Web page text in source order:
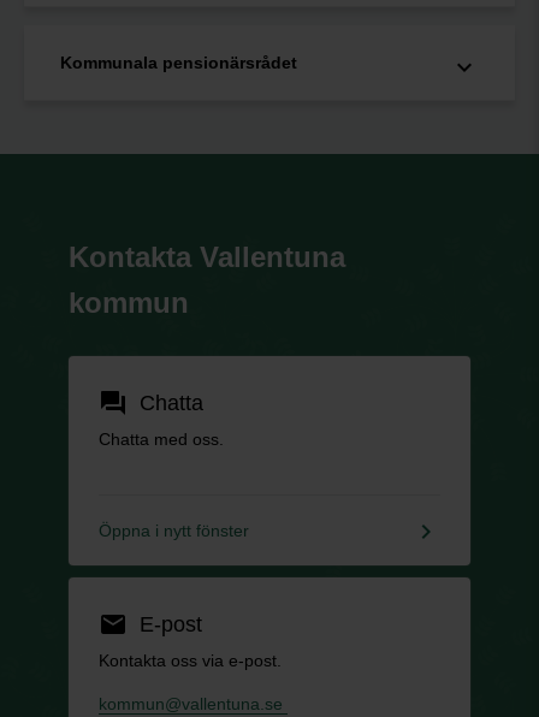
Kommunala pensionärsrådet
Kontakta Vallentuna
kommun
forum Chatta
Chatta med oss.
Öppna i nytt fönster keyboard_arrow_right
email E-post
Kontakta oss via e-post.
kommun@vallentuna.se